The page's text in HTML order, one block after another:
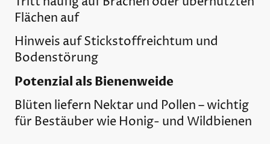
Flächen auf
Hinweis auf Stickstoffreichtum und
Bodenstörung
Potenzial als Bienenweide
Blüten liefern Nektar und Pollen – wichtig
für Bestäuber wie Honig- und Wildbienen